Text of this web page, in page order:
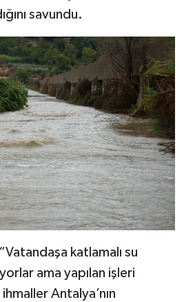
savundu.
katlamalı su
ama yapılan işleri
Antalya’nın